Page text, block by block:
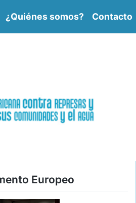
¿Quiénes somos? Contacto
Europeo